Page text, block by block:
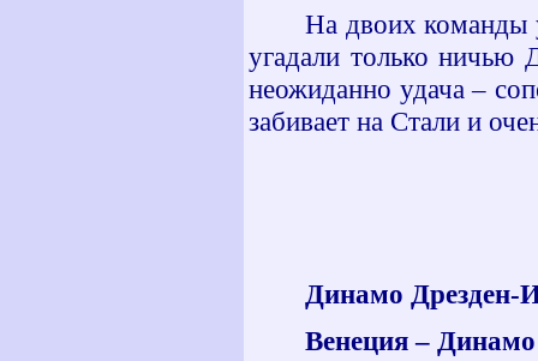
На двоих команды
угадали только ничью
неожиданно удача –
забивает на Стали и
Динамо Дрезден-
Венеция –